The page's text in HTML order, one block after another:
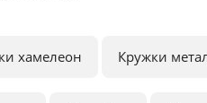
хамелеон Кружки